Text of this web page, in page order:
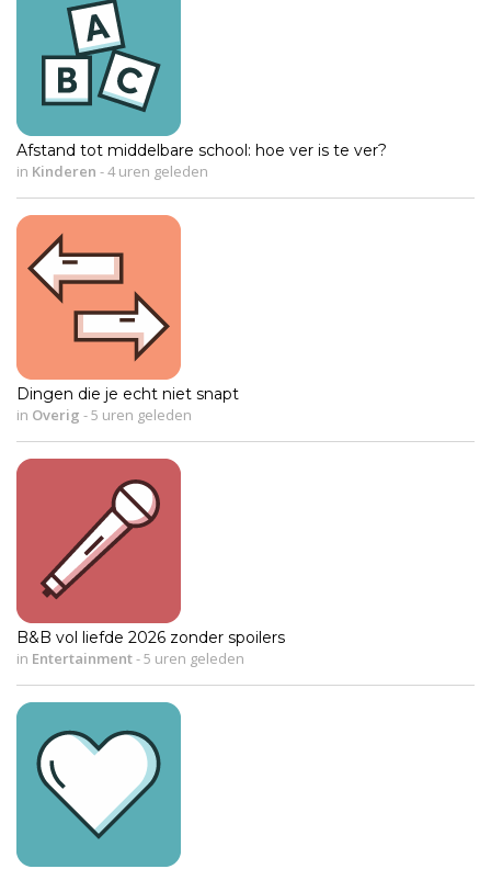
Afstand tot middelbare school: hoe ver is te ver?
in Kinderen -4 uren geleden
Dingen die je echt niet snapt
in Overig -5 uren geleden
B&B vol liefde 2026 zonder spoilers
in Entertainment-5 uren geleden